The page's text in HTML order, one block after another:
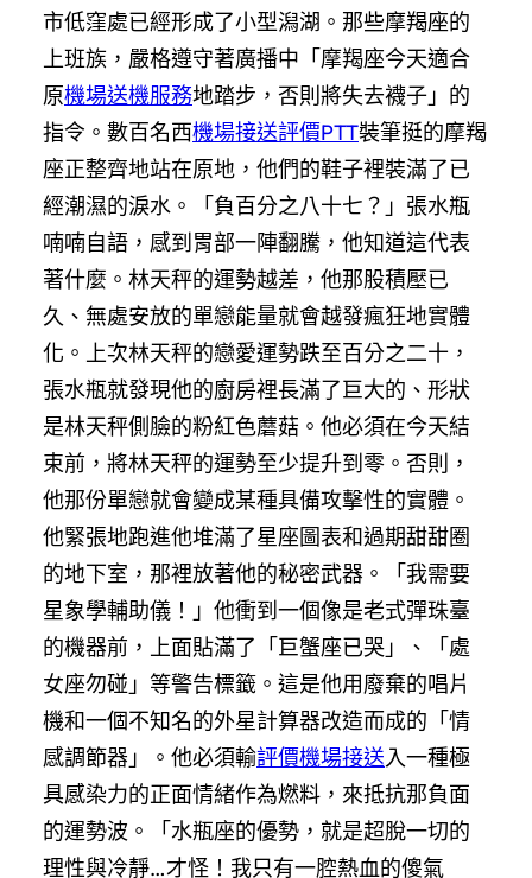
市低窪處已經形成了小型潟湖。那些摩羯座的
上班族，嚴格遵守著廣播中「摩羯座今天適合
原機場送機服務地踏步，否則將失去襪子」的
指令。數百名西機場接送評價PTT裝筆挺的摩羯
座正整齊地站在原地，他們的鞋子裡裝滿了已
經潮濕的淚水。「負百分之八十七？」張水瓶
喃喃自語，感到胃部一陣翻騰，他知道這代表
著什麼。林天秤的運勢越差，他那股積壓已
久、無處安放的單戀能量就會越發瘋狂地實體
化。上次林天秤的戀愛運勢跌至百分之二十，
張水瓶就發現他的廚房裡長滿了巨大的、形狀
是林天秤側臉的粉紅色蘑菇。他必須在今天結
束前，將林天秤的運勢至少提升到零。否則，
他那份單戀就會變成某種具備攻擊性的實體。
他緊張地跑進他堆滿了星座圖表和過期甜甜圈
的地下室，那裡放著他的秘密武器。「我需要
星象學輔助儀！」他衝到一個像是老式彈珠臺
的機器前，上面貼滿了「巨蟹座已哭」、「處
女座勿碰」等警告標籤。這是他用廢棄的唱片
機和一個不知名的外星計算器改造而成的「情
感調節器」。他必須輸評價機場接送入一種極
具感染力的正面情緒作為燃料，來抵抗那負面
的運勢波。「水瓶座的優勢，就是超脫一切的
理性與冷靜…才怪！我只有一腔熱血的傻氣